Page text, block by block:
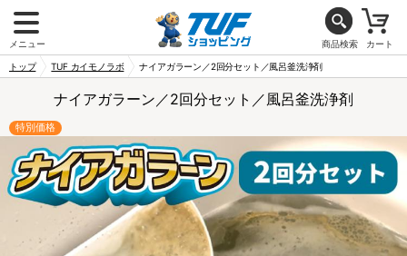
メニュー 商品検索 カート
トップ TUF カイモノラボ ナイアガラーン／2回分セット／風呂釜洗浄剤
ナイアガラーン／2回分セット／風呂釜洗浄剤
特別価格